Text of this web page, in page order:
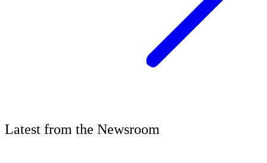
Latest from the Newsroom